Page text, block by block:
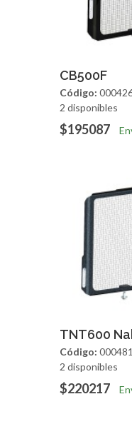
Agregar
CB500F
Código:
2 disponibles
$195087
Agregar
TNT600
Código:
2 disponibles
$220217